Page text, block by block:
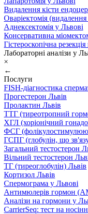
Видалення кісти
Оваріектомія
Аднексектомія у Львові
Консервативна
Гістероскопічна
Лабораторні аналізи у
×
←
Послуги
FISH-діагностика
Прогестерон Львів
Пролактин Львів
ТТГ (тиреотропний
ХГЛ (хоріонічний
ФСГ
ГСПГ (глобулін, що
Загальний тестостерон
Вільний тестостерон
ТГ (тиреоглобулін) Львів
Кортизол Львів
Спермограма у Львові
Антимюлерів гормон
Аналізи на гормони у
CarrierSeq: тест на